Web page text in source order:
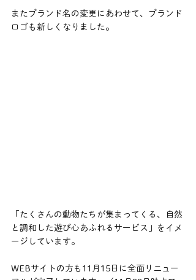
またブランド名の変更にあわせて、ブランド
ロゴも新しくなりました。
「たくさんの動物たちが集まってくる、自然
と調和した遊び心あふれるサービス」をイメ
ージしています。
WEBサイトの方も11月15日に全面リニュー